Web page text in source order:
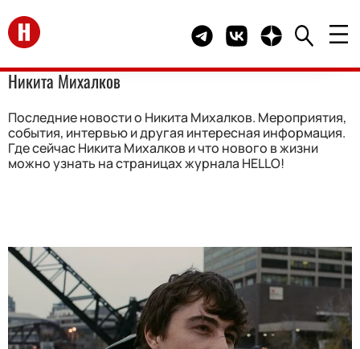
Перейти на главную Telegram канал HELLO
Группа HELLO
Канал HELLO в
Никита Михалков
Последние новости о Никита Михалков. Мероприятия,
события, интервью и другая интересная информация.
Где сейчас Никита Михалков и что нового в жизни
можно узнать на страницах журнала HELLO!